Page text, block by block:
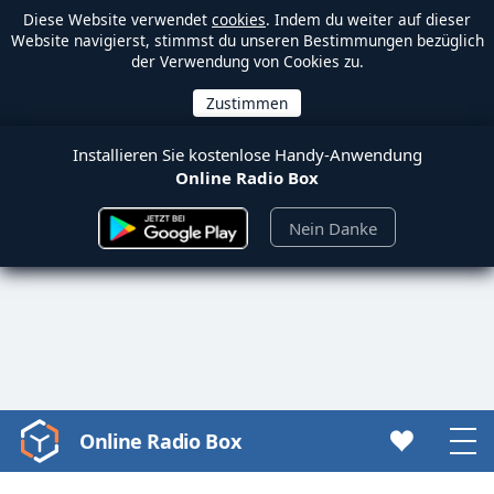
Diese Website verwendet cookies. Indem du weiter auf dieser
Website navigierst, stimmst du unseren Bestimmungen bezüglich
der Verwendung von Cookies zu.
Installieren Sie kostenlose Handy-Anwendung
Online Radio Box
Nein Danke
Video
Player
Online Radio Box